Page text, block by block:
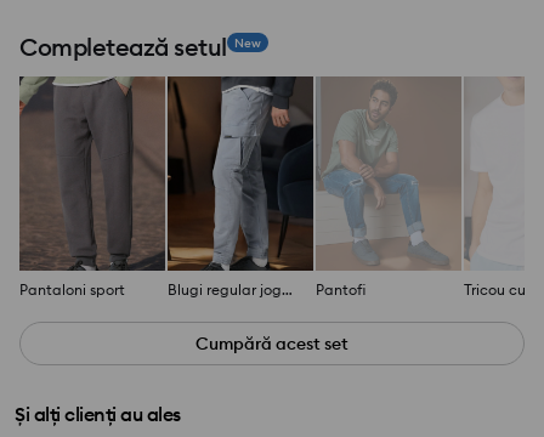
Completează setul New
Pantaloni sport Blugi regular jogger fit Pantofi
Cumpără acest set
Și alți clienți au ales